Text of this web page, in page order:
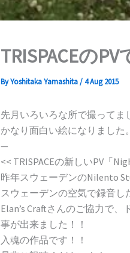
TRISPACEの
ByYoshitaka Yamashita/4 Aug 2015
先月いろいろな所で撮ってま
かなり面白い絵になりました
—
<< TRISPACEの新しいPV「
昨年スウェーデンのNilento
スウェーデンの空気で録音し
Elan’s Craftさんのご協力で
事が出来ました！！
入魂の作品です！！